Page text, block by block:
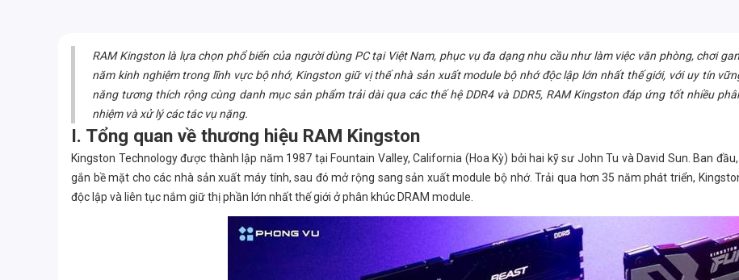
RAM Kingston là lựa chọn phổ biến của người dùng PC tại Việt Nam, phục vụ đa dạng nhu cầu như làm việc văn phòng, chơi
năm kinh nghiệm trong lĩnh vực bộ nhớ, Kingston giữ vị thế nhà sản xuất module bộ nhớ độc lập lớn nhất thế giới, với uy tín
năng tương thích rộng cùng danh mục sản phẩm trải dài qua các thế hệ DDR4 và DDR5, RAM Kingston đáp ứng tốt nhiều
nhiệm và xử lý các tác vụ nặng.
I. Tổng quan về thương hiệu RAM Kingston
Kingston Technology được thành lập năm 1987 tại Fountain Valley, California (Hoa Kỳ) bởi hai kỹ sư John Tu và David Sun. Ban
gắn bề mặt cho các nhà sản xuất máy tính, sau đó mở rộng sang sản xuất module bộ nhớ. Trải qua hơn 35 năm phát triển,
độc lập và liên tục nắm giữ thị phần lớn nhất thế giới ở phân khúc DRAM module.